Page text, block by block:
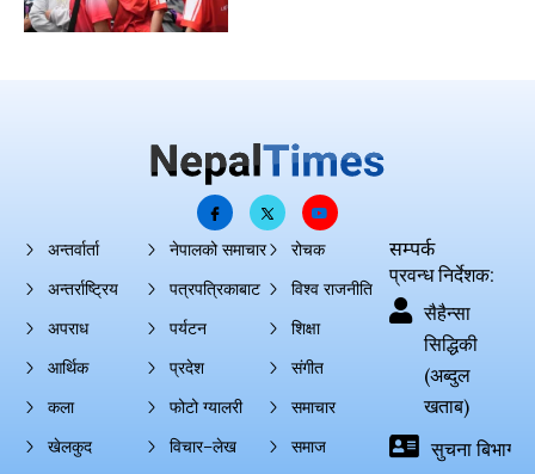
अन्तर्वार्ता
अन्तर्राष्ट्रिय
अपराध
आर्थिक
कला
खेलकुद
नेपालको समाचार
पत्रपत्रिकाबाट
पर्यटन
प्रदेश
फोटो ग्यालरी
विचार–लेख
रोचक
विश्व राजनीति
शिक्षा
संगीत
समाचार
समाज
सम्पर्क
प्रवन्ध निर्देशक:
सैहैन्सा
सिद्धिकी
(अब्दुल
खताब)
सुचना बिभाग